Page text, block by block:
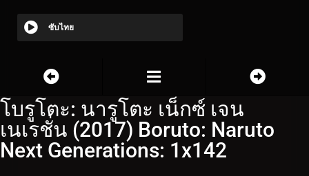
ซับไทย
โบรูโตะ: นารูโตะ เน็กซ์ เจน
เนเรชั่น (2017) Boruto: Naruto
Next Generations: 1x142